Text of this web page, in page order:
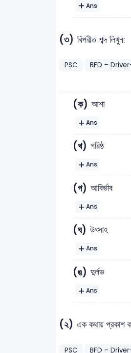
Ans
(৩) বিপরীত শব্দ লিখুন:
PSC BFD –
(ক) আশা
Ans
(খ) গরিষ্ঠ
Ans
(গ) আবির্ভাব
Ans
(ঘ) উৎসাহ
Ans
(ঙ) দুর্লভ
Ans
(২) এক কথায় প্রকাশ
PSC BFD –